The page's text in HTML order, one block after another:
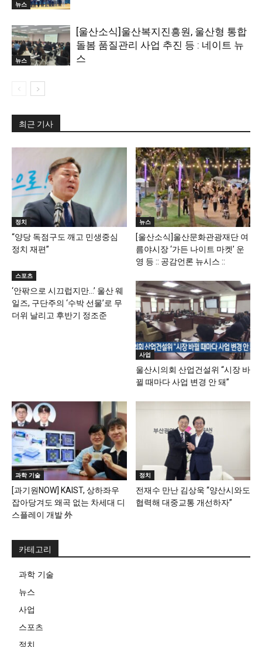
뉴스
뉴스
[울산소식]울산복지진흥원, 울산형 통합
돌봄 품질관리 사업 추진 등 : 네이트 뉴
스
최근 기사
정치
“양당 독점구도 깨고 민생중심
정치 재편”
뉴스
[울산소식]울산문화관광재단 여
름야시장 ‘가든 나이트 마켓’ 운
영 등 :: 공감언론 뉴시스 ::
스포츠
‘안팎으로 시끄럽지만…’ 울산 웨
일즈, 구단주의 ‘수박 선물’로 무
더위 날리고 후반기 정조준
사업
울산시의회 산업건설위 “시장 바
뀔 때마다 사업 변경 안 돼”
과학 기술
[과기원NOW] KAIST, 상하좌우
잡아당겨도 왜곡 없는 차세대 디
스플레이 개발 外
정치
전재수 만난 김상욱 “양산시와도
협력해 대중교통 개선하자”
카테고리
과학 기술
뉴스
사업
스포츠
정치